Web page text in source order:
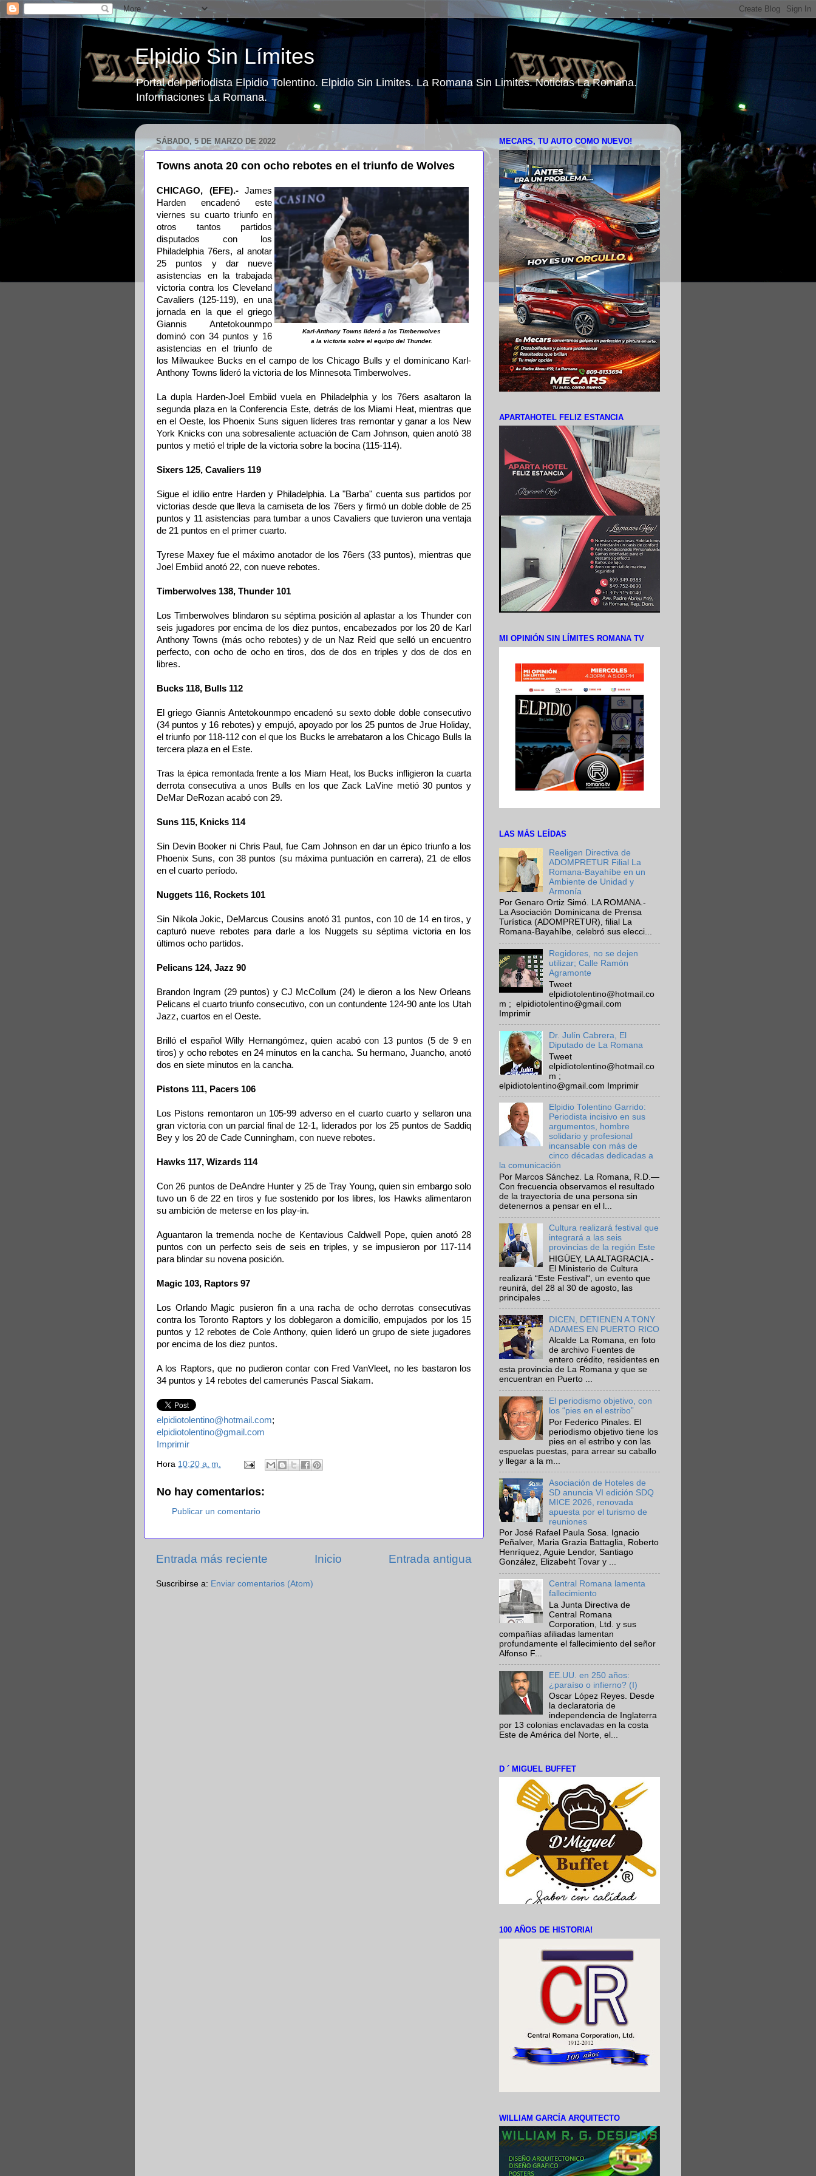
Elpidio Sin Límites
Portal del periodista Elpidio Tolentino. Elpidio Sin Limites. La Romana Sin Limites. Noticias La Romana.
Informaciones La Romana.
SÁBADO, 5 DE MARZO DE 2022
Towns anota 20 con ocho rebotes en el triunfo de Wolves
Karl-Anthony Towns lideró a los Timberwolves
a la victoria sobre el equipo del Thunder.
CHICAGO, (EFE).- James
Harden encadenó este
viernes su cuarto triunfo en
otros tantos partidos
disputados con los
Philadelphia 76ers, al anotar
25 puntos y dar nueve
asistencias en la trabajada
victoria contra los Cleveland
Cavaliers (125-119), en una
jornada en la que el griego
Giannis Antetokounmpo
dominó con 34 puntos y 16
asistencias en el triunfo de
los Milwaukee Bucks en el campo de los Chicago Bulls y el dominicano Karl-
Anthony Towns lideró la victoria de los Minnesota Timberwolves.
La dupla Harden-Joel Embiid vuela en Philadelphia y los 76ers asaltaron la
segunda plaza en la Conferencia Este, detrás de los Miami Heat, mientras que
en el Oeste, los Phoenix Suns siguen líderes tras remontar y ganar a los New
York Knicks con una sobresaliente actuación de Cam Johnson, quien anotó 38
puntos y metió el triple de la victoria sobre la bocina (115-114).
Sixers 125, Cavaliers 119
Sigue el idilio entre Harden y Philadelphia. La "Barba" cuenta sus partidos por
victorias desde que lleva la camiseta de los 76ers y firmó un doble doble de 25
puntos y 11 asistencias para tumbar a unos Cavaliers que tuvieron una ventaja
de 21 puntos en el primer cuarto.
Tyrese Maxey fue el máximo anotador de los 76ers (33 puntos), mientras que
Joel Embiid anotó 22, con nueve rebotes.
Timberwolves 138, Thunder 101
Los Timberwolves blindaron su séptima posición al aplastar a los Thunder con
seis jugadores por encima de los diez puntos, encabezados por los 20 de Karl
Anthony Towns (más ocho rebotes) y de un Naz Reid que selló un encuentro
perfecto, con ocho de ocho en tiros, dos de dos en triples y dos de dos en
libres.
Bucks 118, Bulls 112
El griego Giannis Antetokounmpo encadenó su sexto doble doble consecutivo
(34 puntos y 16 rebotes) y empujó, apoyado por los 25 puntos de Jrue Holiday,
el triunfo por 118-112 con el que los Bucks le arrebataron a los Chicago Bulls la
tercera plaza en el Este.
Tras la épica remontada frente a los Miam Heat, los Bucks infligieron la cuarta
derrota consecutiva a unos Bulls en los que Zack LaVine metió 30 puntos y
DeMar DeRozan acabó con 29.
Suns 115, Knicks 114
Sin Devin Booker ni Chris Paul, fue Cam Johnson en dar un épico triunfo a los
Phoenix Suns, con 38 puntos (su máxima puntuación en carrera), 21 de ellos
en el cuarto período.
Nuggets 116, Rockets 101
Sin Nikola Jokic, DeMarcus Cousins anotó 31 puntos, con 10 de 14 en tiros, y
capturó nueve rebotes para darle a los Nuggets su séptima victoria en los
últimos ocho partidos.
Pelicans 124, Jazz 90
Brandon Ingram (29 puntos) y CJ McCollum (24) le dieron a los New Orleans
Pelicans el cuarto triunfo consecutivo, con un contundente 124-90 ante los Utah
Jazz, cuartos en el Oeste.
Brilló el español Willy Hernangómez, quien acabó con 13 puntos (5 de 9 en
tiros) y ocho rebotes en 24 minutos en la cancha. Su hermano, Juancho, anotó
dos en siete minutos en la cancha.
Pistons 111, Pacers 106
Los Pistons remontaron un 105-99 adverso en el cuarto cuarto y sellaron una
gran victoria con un parcial final de 12-1, liderados por los 25 puntos de Saddiq
Bey y los 20 de Cade Cunningham, con nueve rebotes.
Hawks 117, Wizards 114
Con 26 puntos de DeAndre Hunter y 25 de Tray Young, quien sin embargo solo
tuvo un 6 de 22 en tiros y fue sostenido por los libres, los Hawks alimentaron
su ambición de meterse en los play-in.
Aguantaron la tremenda noche de Kentavious Caldwell Pope, quien anotó 28
puntos con un perfecto seis de seis en triples, y se impusieron por 117-114
para blindar su novena posición.
Magic 103, Raptors 97
Los Orlando Magic pusieron fin a una racha de ocho derrotas consecutivas
contra los Toronto Raptors y los doblegaron a domicilio, empujados por los 15
puntos y 12 rebotes de Cole Anthony, quien lideró un grupo de siete jugadores
por encima de los diez puntos.
A los Raptors, que no pudieron contar con Fred VanVleet, no les bastaron los
34 puntos y 14 rebotes del camerunés Pascal Siakam.
elpidiotolentino@hotmail.com;
elpidiotolentino@gmail.com
Imprimir
Hora 10:20 a. m.
No hay comentarios:
Publicar un comentario
Entrada más reciente Entrada antigua
Inicio
Suscribirse a: Enviar comentarios (Atom)
MECARS, TU AUTO COMO NUEVO!
APARTAHOTEL FELIZ ESTANCIA
MI OPINIÓN SIN LÍMITES ROMANA TV
LAS MÁS LEÍDAS
Reeligen Directiva de
ADOMPRETUR Filial La
Romana-Bayahíbe en un
Ambiente de Unidad y
Armonía
Por Genaro Ortiz Simó. LA ROMANA.-
La Asociación Dominicana de Prensa
Turística (ADOMPRETUR), filial La
Romana-Bayahíbe, celebró sus elecci...
Regidores, no se dejen
utilizar; Calle Ramón
Agramonte
Tweet
elpidiotolentino@hotmail.co
m ; elpidiotolentino@gmail.com
Imprimir
Dr. Julín Cabrera, El
Diputado de La Romana
Tweet
elpidiotolentino@hotmail.co
m ;
elpidiotolentino@gmail.com Imprimir
Elpidio Tolentino Garrido:
Periodista incisivo en sus
argumentos, hombre
solidario y profesional
incansable con más de
cinco décadas dedicadas a
la comunicación
Por Marcos Sánchez. La Romana, R.D.—
Con frecuencia observamos el resultado
de la trayectoria de una persona sin
detenernos a pensar en el l...
Cultura realizará festival que
integrará a las seis
provincias de la región Este
HIGÜEY, LA ALTAGRACIA.-
El Ministerio de Cultura
realizará “Este Festival“, un evento que
reunirá, del 28 al 30 de agosto, las
principales ...
DICEN, DETIENEN A TONY
ADAMES EN PUERTO RICO
Alcalde La Romana, en foto
de archivo Fuentes de
entero crédito, residentes en
esta provincia de La Romana y que se
encuentran en Puerto ...
El periodismo objetivo, con
los “pies en el estribo”
Por Federico Pinales. El
periodismo objetivo tiene los
pies en el estribo y con las
espuelas puestas, para arrear su caballo
y llegar a la m...
Asociación de Hoteles de
SD anuncia VI edición SDQ
MICE 2026, renovada
apuesta por el turismo de
reuniones
Por José Rafael Paula Sosa. Ignacio
Peñalver, Maria Grazia Battaglia, Roberto
Henríquez, Aguie Lendor, Santiago
González, Elizabeht Tovar y ...
Central Romana lamenta
fallecimiento
La Junta Directiva de
Central Romana
Corporation, Ltd. y sus
compañías afiliadas lamentan
profundamente el fallecimiento del señor
Alfonso F...
EE.UU. en 250 años:
¿paraíso o infierno? (I)
Oscar López Reyes. Desde
la declaratoria de
independencia de Inglaterra
por 13 colonias enclavadas en la costa
Este de América del Norte, el...
D ´ MIGUEL BUFFET
100 AÑOS DE HISTORIA!
WILLIAM GARCÍA ARQUITECTO